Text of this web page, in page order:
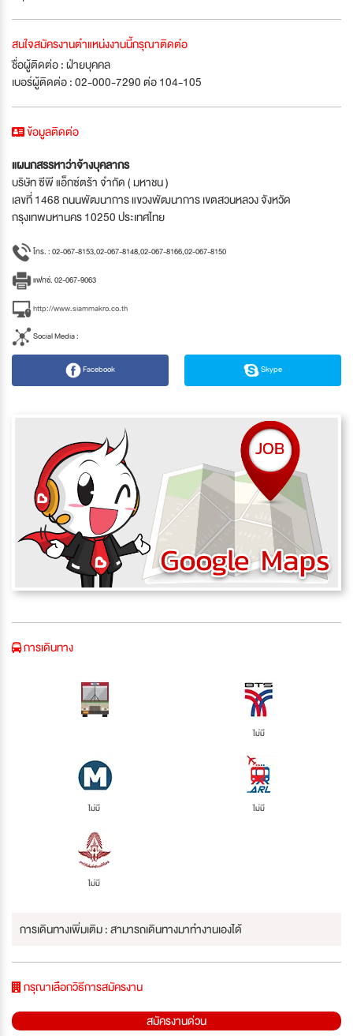
สนใจสมัครงานตำแหน่งงานนี้กรุณาติดต่อ
ชื่อผู้ติดต่อ : ฝ่ายบุคคล
เบอร์ผู้ติดต่อ : 02-000-7290 ต่อ 104-105
ข้อมูลติดต่อ
แผนกสรรหาว่าจ้างบุคลากร
บริษัท ซีพี แอ็กซ์ตร้า จำกัด ( มหาชน )
เลขที่ 1468 ถนนพัฒนาการ แขวงพัฒนาการ เขตสวนหลวง จังหวัด
กรุงเทพมหานคร 10250 ประเทศไทย
โทร. : 02-067-8153,02-067-8148,02-067-8166,02-067-8150
แฟกซ์. 02-067-9063
http://www.siammakro.co.th
Social Media :
Facebook Skype
การเดินทาง
ไม่มี
ไม่มี ไม่มี
ไม่มี
การเดินทางเพิ่มเติม : สามารถเดินทางมาทำงานเองได้
กรุณาเลือกวิธีการสมัครงาน
สมัครงานด่วน